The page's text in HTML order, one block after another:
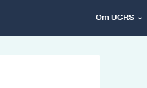
Om UCRS